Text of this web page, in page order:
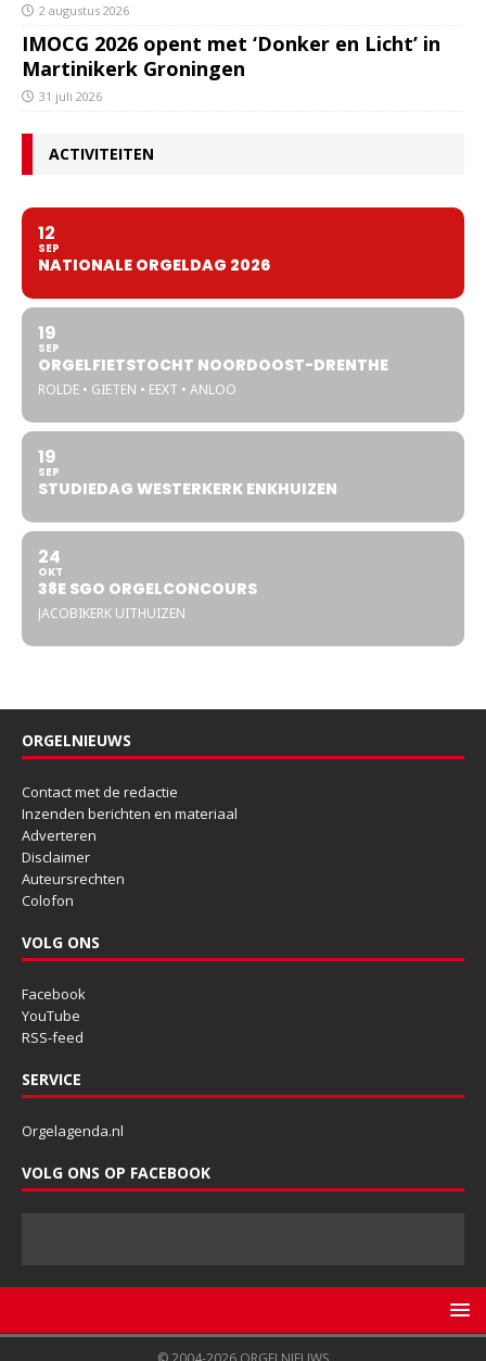
2 augustus 2026
IMOCG 2026 opent met ‘Donker en Licht’ in
Martinikerk Groningen
31 juli 2026
ACTIVITEITEN
12
SEP
NATIONALE ORGELDAG 2026
19
SEP
ORGELFIETSTOCHT NOORDOOST-DRENTHE
ROLDE • GIETEN • EEXT • ANLOO
19
SEP
STUDIEDAG WESTERKERK ENKHUIZEN
24
OKT
38E SGO ORGELCONCOURS
JACOBIKERK UITHUIZEN
ORGELNIEUWS
Contact met de redactie
Inzenden berichten en materiaal
Adverteren
Disclaimer
Auteursrechten
Colofon
VOLG ONS
Facebook
YouTube
RSS-feed
SERVICE
Orgelagenda.nl
VOLG ONS OP FACEBOOK